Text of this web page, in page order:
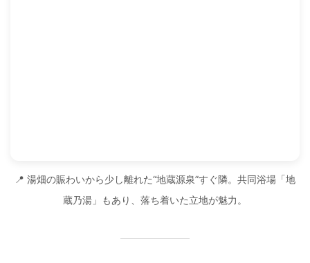
📍 湯畑の賑わいから少し離れた“地蔵源泉”すぐ隣。共同浴場「地
蔵乃湯」もあり、落ち着いた立地が魅力。